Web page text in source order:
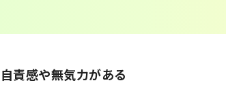
自責感や無気力がある